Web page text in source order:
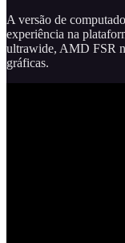
A versão de
experiência na
ultrawide, AMD FSR
gráficas.